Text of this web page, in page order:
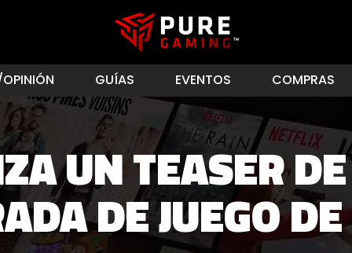
GUÍAS EVENTOS COMPRAS
UN TEASER
DE JUEGO